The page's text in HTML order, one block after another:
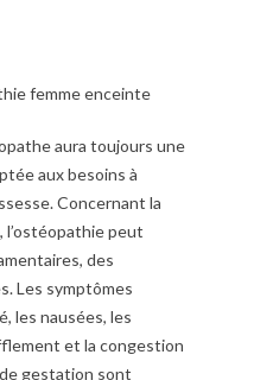
aura toujours une
aux besoins à
Concernant la
peut
des
Les symptômes
les nausées, les
et la congestion
gestation sont